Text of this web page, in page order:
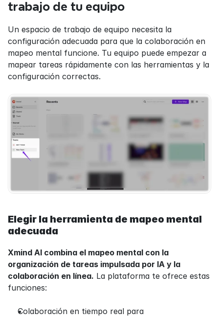
trabajo de tu equipo
Un espacio de trabajo de equipo necesita la
configuración adecuada para que la colaboración en
mapeo mental funcione. Tu equipo puede empezar a
mapear tareas rápidamente con las herramientas y la
configuración correctas.
Elegir la herramienta de mapeo mental
adecuada
Xmind AI combina el mapeo mental con la
organización de tareas impulsada por IA y la
colaboración en línea. La plataforma te ofrece estas
funciones:
Colaboración en tiempo real para